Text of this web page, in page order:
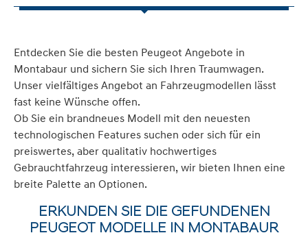
Entdecken Sie die besten Peugeot Angebote in
Montabaur und sichern Sie sich Ihren Traumwagen.
Unser vielfältiges Angebot an Fahrzeugmodellen lässt
fast keine Wünsche offen.
Ob Sie ein brandneues Modell mit den neuesten
technologischen Features suchen oder sich für ein
preiswertes, aber qualitativ hochwertiges
Gebrauchtfahrzeug interessieren, wir bieten Ihnen eine
breite Palette an Optionen.
ERKUNDEN SIE DIE GEFUNDENEN
PEUGEOT MODELLE IN MONTABAUR